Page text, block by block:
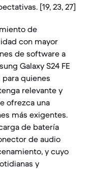
[19, 23, 27]
de
con mayor
de software a
Galaxy S24 FE
para quienes
relevante y
ofrezca una
más exigentes.
de batería
de audio
y cuyo
y